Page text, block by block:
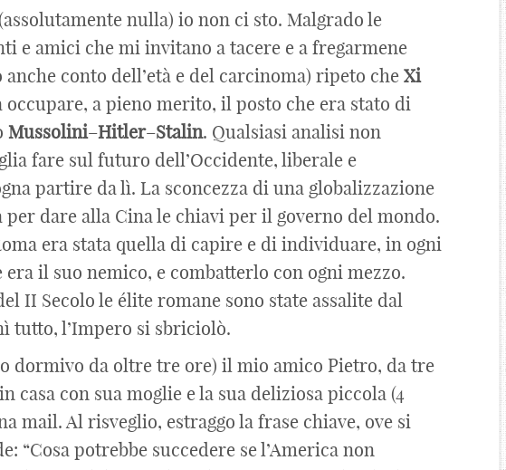
nulla) io non ci sto. Malgrado le
e amici che mi invitano a tacere e a fregarmene
conto dell’età e del carcinoma) ripeto che Xi
occupare, a pieno merito, il posto che era stato di
Mussolini–Hitler–Stalin. Qualsiasi analisi non
fare sul futuro dell’Occidente, liberale e
partire da lì. La sconcezza di una globalizzazione
per dare alla Cina le chiavi per il governo del mondo.
era stata quella di capire e di individuare, in ogni
era il suo nemico, e combatterlo con ogni mezzo.
II Secolo le élite romane sono state assalite dal
tutto, l’Impero si sbriciolò.
dormivo da oltre tre ore) il mio amico Pietro, da tre
casa con sua moglie e la sua deliziosa piccola (4
mail. Al risveglio, estraggo la frase chiave, ove si
“Cosa potrebbe succedere se l’America non